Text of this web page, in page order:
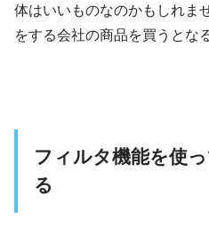
体はいいものなのかもしれま
をする会社の商品を買うとな
フィルタ機能を使
る